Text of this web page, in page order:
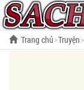
Trang chủ Truyện